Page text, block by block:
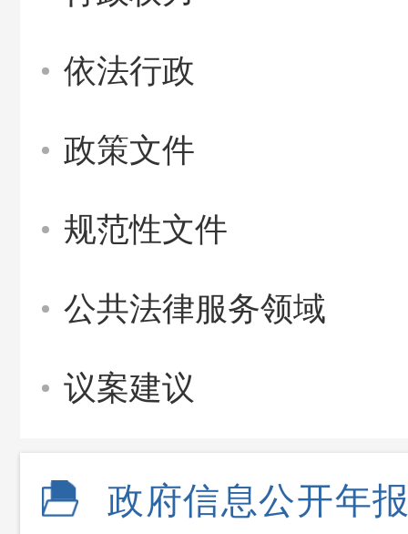
依法行政
政策文件
规范性文件
公共法律服务领域
议案建议
政府信息公开年